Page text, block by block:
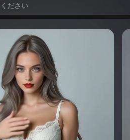
ださい